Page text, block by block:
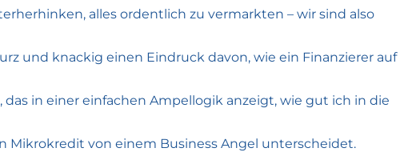
alles ordentlich zu vermarkten – wir sind also
und knackig einen Eindruck davon, wie ein Finanzierer auf
in einer einfachen Ampellogik anzeigt, wie gut ich in die
Mikrokredit von einem Business Angel unterscheidet.